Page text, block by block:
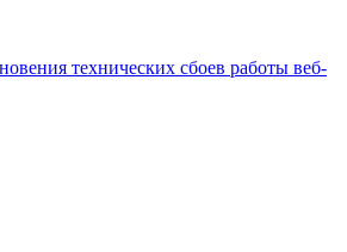
технических сбоев работы веб-